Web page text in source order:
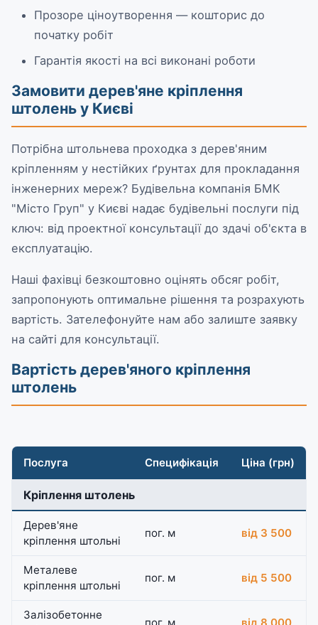
Прозоре ціноутворення — кошторис до
початку робіт
Гарантія якості на всі виконані роботи
Замовити дерев'яне кріплення
штолень у Києві
Потрібна штольнева проходка з дерев'яним
кріпленням у нестійких ґрунтах для прокладання
інженерних мереж? Будівельна компанія БМК
"Місто Груп" у Києві надає будівельні послуги під
ключ: від проектної консультації до здачі об'єкта в
експлуатацію.
Наші фахівці безкоштовно оцінять обсяг робіт,
запропонують оптимальне рішення та розрахують
вартість. Зателефонуйте нам або залиште заявку
на сайті для консультації.
Вартість дерев'яного кріплення
штолень
Послуга Специфікація Ціна (грн)
Кріплення штолень
Дерев'яне
кріплення штольні
пог. м від 3 500
Металеве
кріплення штольні
пог. м від 5 500
Залізобетонне